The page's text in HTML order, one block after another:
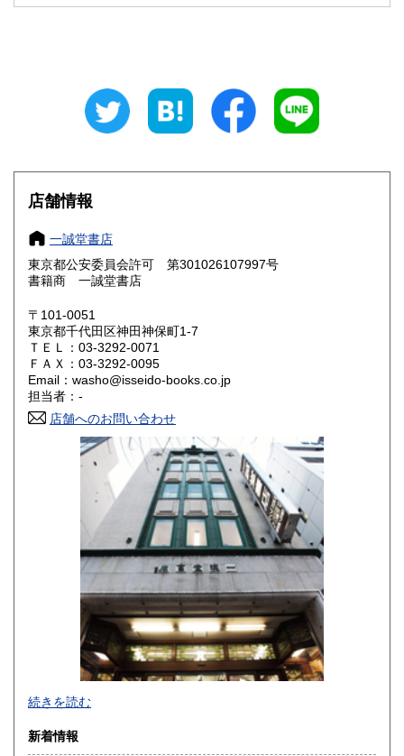
430円 静岡県
奈良県 430円 和歌山県
岡山県 430円
山口県 430円 徳島県
香川県 430円
430円 福岡県
430円 長崎県
430円 大分県
430円 鹿児島県
430円
店舗情報
一誠堂書店
東京都公安委員会許可 第301026107997号
書籍商 一誠堂書店
〒101-0051
東京都千代田区神田神保町1-7
ＴＥＬ：03-3292-0071
ＦＡＸ：03-3292-0095
Email：washo@isseido-books.co.jp
担当者：-
店舗へのお問い合わせ
創業百年の確固たる信用。文系百般和洋書、古典籍。在庫豊
富。
沿線名：都営新宿・三田線 営団半蔵門線
続きを読む
新着情報